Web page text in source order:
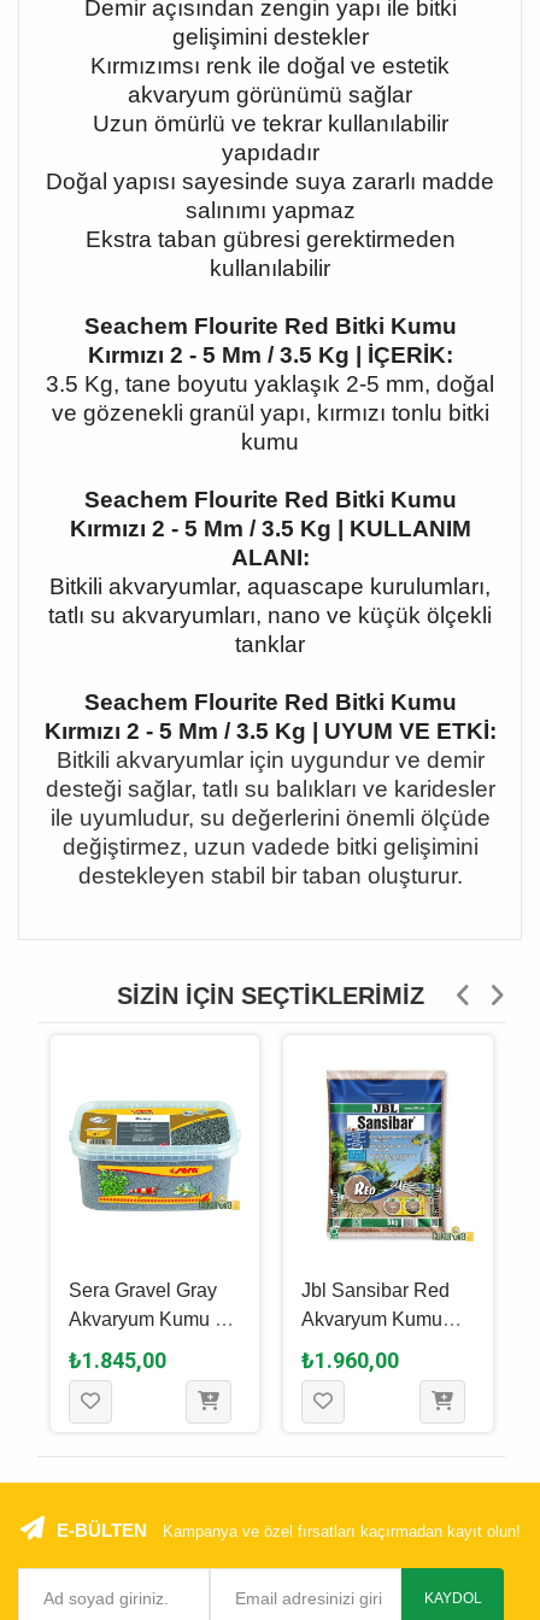
Demir açısından zengin yapı ile bitki
gelişimini destekler
Kırmızımsı renk ile doğal ve estetik
akvaryum görünümü sağlar
Uzun ömürlü ve tekrar kullanılabilir
yapıdadır
Doğal yapısı sayesinde suya zararlı madde
salınımı yapmaz
Ekstra taban gübresi gerektirmeden
kullanılabilir
Seachem Flourite Red Bitki Kumu
Kırmızı 2 - 5 Mm / 3.5 Kg | İÇERİK:
3.5 Kg, tane boyutu yaklaşık 2-5 mm, doğal
ve gözenekli granül yapı, kırmızı tonlu bitki
kumu
Seachem Flourite Red Bitki Kumu
Kırmızı 2 - 5 Mm / 3.5 Kg | KULLANIM
ALANI:
Bitkili akvaryumlar, aquascape kurulumları,
tatlı su akvaryumları, nano ve küçük ölçekli
tanklar
Seachem Flourite Red Bitki Kumu
Kırmızı 2 - 5 Mm / 3.5 Kg | UYUM VE ETKİ:
Bitkili akvaryumlar için uygundur ve demir
desteği sağlar, tatlı su balıkları ve karidesler
ile uyumludur, su değerlerini önemli ölçüde
değiştirmez, uzun vadede bitki gelişimini
destekleyen stabil bir taban oluşturur.
SIZIN İÇIN SEÇTIKLERIMIZ
Sera Gravel Gray
Akvaryum Kumu Gri
2 - 3 Mm / 3 L
₺1.845,00
Jbl Sansibar Red
Akvaryum Kumu
Kırmızı / 0.1 - 0.6
Mm / 5 Kg
₺1.960,00
E-BÜLTEN Kampanya ve özel fırsatları kaçırmadan kayıt olun!
KAYDOL